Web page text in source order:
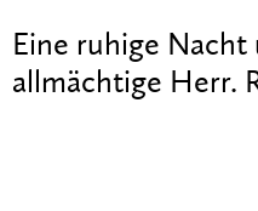
Eine ruhige
allmächtige Herr.